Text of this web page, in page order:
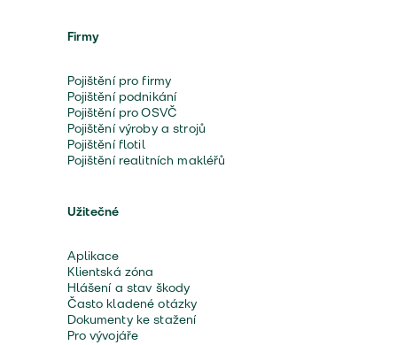
Firmy
Pojištění pro firmy
Pojištění podnikání
Pojištění pro OSVČ
Pojištění výroby a strojů
Pojištění flotil
Pojištění realitních makléřů
Užitečné
Aplikace
Klientská zóna
Hlášení a stav škody
Často kladené otázky
Dokumenty ke stažení
Pro vývojáře